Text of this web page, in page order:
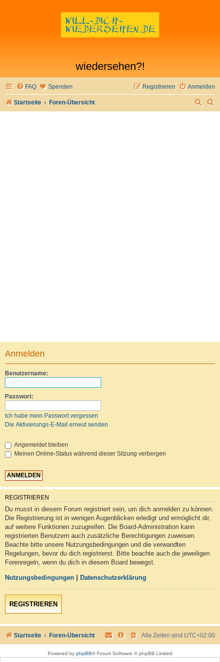
wiedersehen?!
FAQ Spenden Anmelden
Registrieren
Startseite Foren-Übersicht
Anmelden
Benutzername:
Passwort:
Ich habe mein Passwort vergessen
Die Aktivierungs-E-Mail erneut senden
Angemeldet bleiben
Meinen Online-Status während dieser Sitzung verbergen
REGISTRIEREN
Du musst in diesem Forum registriert sein, um dich anmelden zu können.
Die Registrierung ist in wenigen Augenblicken erledigt und ermöglicht dir,
auf weitere Funktionen zuzugreifen. Die Board-Administration kann
registrierten Benutzern auch zusätzliche Berechtigungen zuweisen.
Beachte bitte unsere Nutzungsbedingungen und die verwandten
Regelungen, bevor du dich registrierst. Bitte beachte auch die jeweiligen
Forenregeln, wenn du dich in diesem Board bewegst.
Nutzungsbedingungen Datenschutzerklärung
REGISTRIEREN
Startseite Foren-Übersicht Alle Zeiten sind UTC+02:00
Powered by phpBB® Forum Software © phpBB Limited